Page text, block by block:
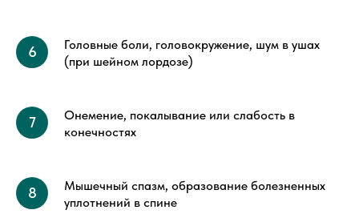
Головные боли, головокружение, шум в ушах
(при шейном лордозе)
Онемение, покалывание или слабость в
конечностях
Мышечный спазм, образование болезненных
уплотнений в спине